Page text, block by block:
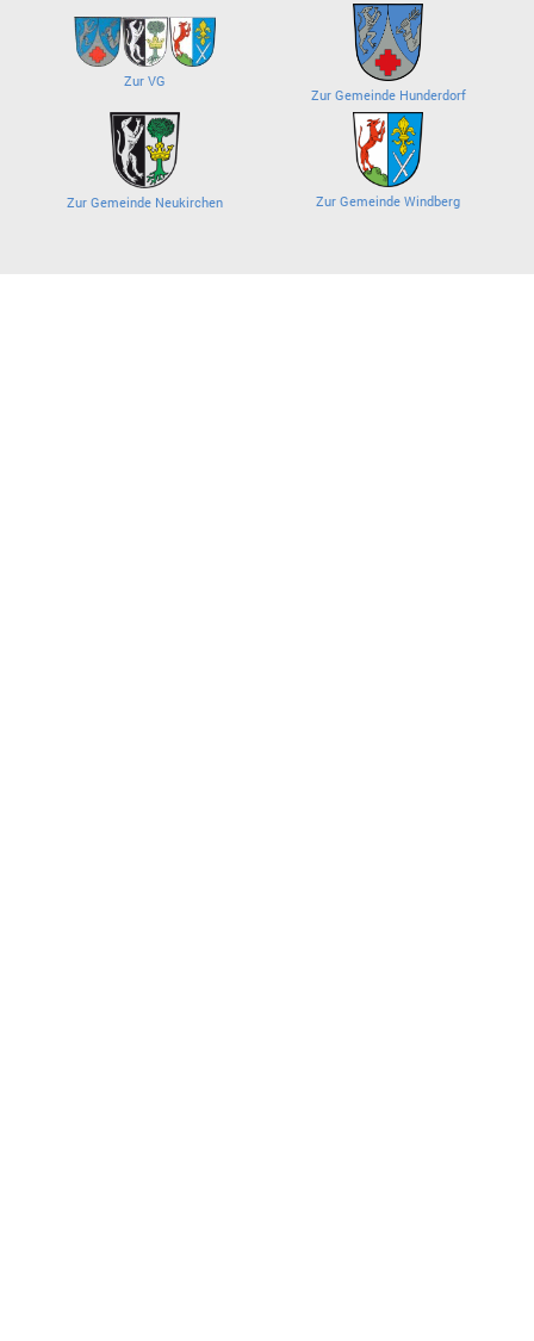
Zur VG
Zur Gemeinde Hunderdorf
Zur Gemeinde Neukirchen Zur Gemeinde Windberg